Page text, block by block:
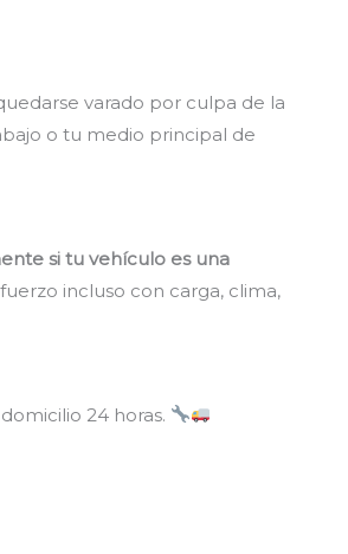
varado por culpa de la
o tu medio principal de
si tu vehículo es una
incluso con carga, clima,
24 horas.